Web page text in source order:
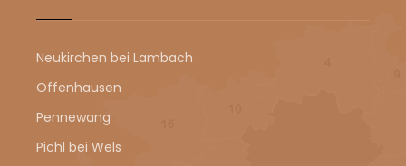
Neukirchen bei Lambach
Offenhausen
Pennewang
Pichl bei Wels